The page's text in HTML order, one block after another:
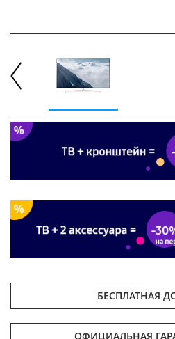
БЕСПЛАТНАЯ
ОФИЦИАЛЬНАЯ